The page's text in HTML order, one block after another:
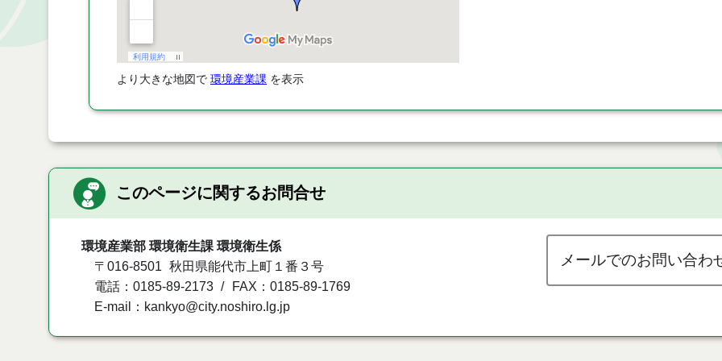
より大きな地図で 環境産業課 を表示
このページに関するお問合せ
環境産業部 環境衛生課 環境衛生係
〒016-8501
秋田県能代市上町１番３号
電話：0185-89-2173
FAX：0185-89-1769
E-mail：kankyo@city.noshiro.lg.jp
メールでのお問い合わ